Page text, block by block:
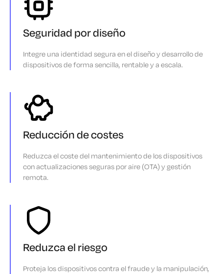
Seguridad por diseño
Integre una identidad segura en el diseño y desarrollo de
dispositivos de forma sencilla, rentable y a escala.
Reducción de costes
Reduzca el coste del mantenimiento de los dispositivos
con actualizaciones seguras por aire (OTA) y gestión
remota.
Reduzca el riesgo
Proteja los dispositivos contra el fraude y la manipulación,